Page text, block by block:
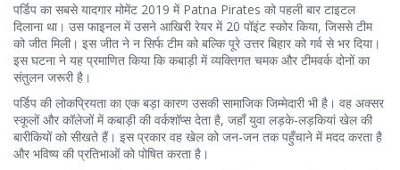
पर्डिप का सबसे यादगार मोमेंट 2019 में Patna Pirates को पहली बार टाइटल
दिलाना था। उस फाइनल में उसने आखिरी रेयर में 20 पॉइंट स्कोर किया, जिससे टीम
को जीत मिली। इस जीत ने न सिर्फ टीम को बल्कि पूरे उत्तर बिहार को गर्व से भर दिया।
इस घटना ने यह प्रमाणित किया कि कबाड़ी में व्यक्तिगत चमक और टीमवर्क दोनों का
संतुलन जरूरी है।
पर्डिप की लोकप्रियता का एक बड़ा कारण उसकी सामाजिक जिम्मेदारी भी है। वह अक्सर
स्कूलों और कॉलेजों में कबाड़ी की वर्कशॉप्स देता है, जहाँ युवा लड़के-लड़कियां खेल की
बारीकियों को सीखते हैं। इस प्रकार वह खेल को जन-जन तक पहुँचाने में मदद करता है
और भविष्य की प्रतिभाओं को पोषित करता है।